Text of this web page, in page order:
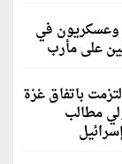
وعسكريون في
على مأرب
باتفاق غزة
مطالب